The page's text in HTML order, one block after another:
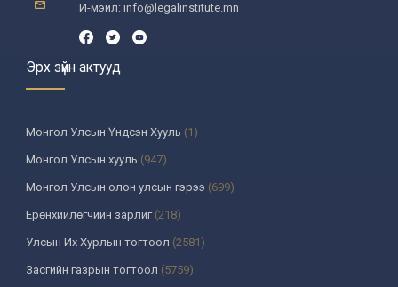
И-мэйл: info@legalinstitute.mn
Эрх зүйн актууд
Монгол Улсын Үндсэн Хууль (1)
Монгол Улсын хууль (947)
Монгол Улсын олон улсын гэрээ (699)
Ерөнхийлөгчийн зарлиг(218)
Улсын Их Хурлын тогтоол (2581)
Засгийн газрын тогтоол (5759)